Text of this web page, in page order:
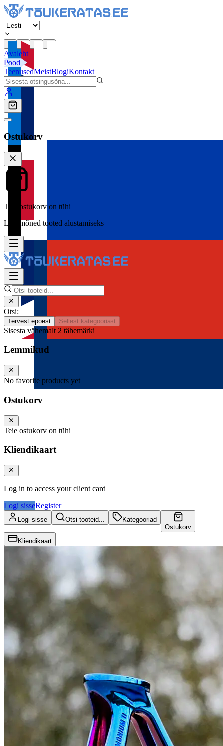
Avaleht
Pood
TeenusedMeistBlogiKontakt
Ostukorv
Teie ostukorv on tühi
Lisa mõned tooted alustamiseks
Otsi:
Tervest epoest Sellest kategooriast
Sisesta vähemalt 2 tähemärki
Lemmikud
No favorite products yet
Ostukorv
Teie ostukorv on tühi
Kliendikaart
Log in to access your client card
Logi sisseRegister
Logi sisse Otsi tooteid...
Kategooriad
Ostukorv
Kliendikaart